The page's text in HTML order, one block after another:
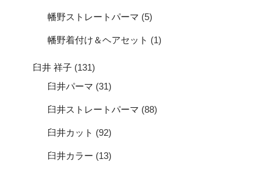
幡野ストレートパーマ (5)
幡野着付け＆ヘアセット (1)
臼井 祥子 (131)
臼井パーマ (31)
臼井ストレートパーマ (88)
臼井カット (92)
臼井カラー (13)